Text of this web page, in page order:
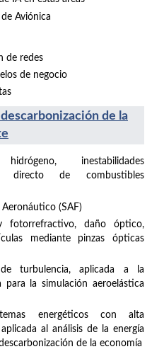
Aviónica
de redes
de negocio
de la
inestabilidades
directo de combustibles
(SAF)
fotorrefractivo, daño óptico,
mediante pinzas ópticas
turbulencia, aplicada a la
para la simulación aeroelástica
energéticos con alta
al análisis de la energía
de la economía